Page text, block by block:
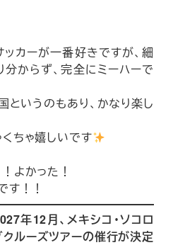
カーが一番好きですが、細
からず、完全にミーハーで
というのもあり、かなり楽し
ちゃ嬉しいです
よかった！
す！！
年12月、メキシコ・ソコロ
ルーズツアーの催行が決定